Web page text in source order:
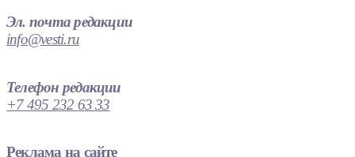
Эл. почта редакции
info@vesti.ru
Телефон редакции
+7 495 232 63 33
Реклама на сайте